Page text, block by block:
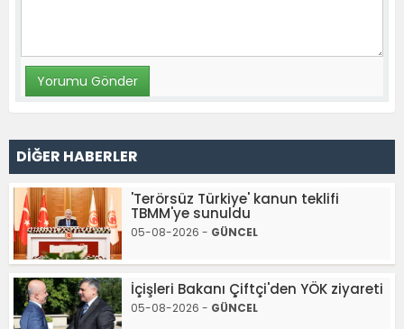
DİĞER HABERLER
'Terörsüz Türkiye' kanun teklifi
TBMM'ye sunuldu
05-08-2026 - GÜNCEL
İçişleri Bakanı Çiftçi'den YÖK ziyareti
05-08-2026 - GÜNCEL